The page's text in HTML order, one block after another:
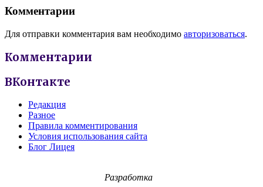
Комментарии
Для отправки комментария вам необходимо авторизоваться.
Комментарии
ВКонтакте
Редакция
Разное
Правила комментирования
Условия использования сайта
Блог Лицея
Разработка